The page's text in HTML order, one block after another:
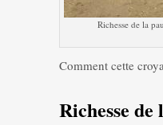
Richesse de la
Comment cette
Richesse